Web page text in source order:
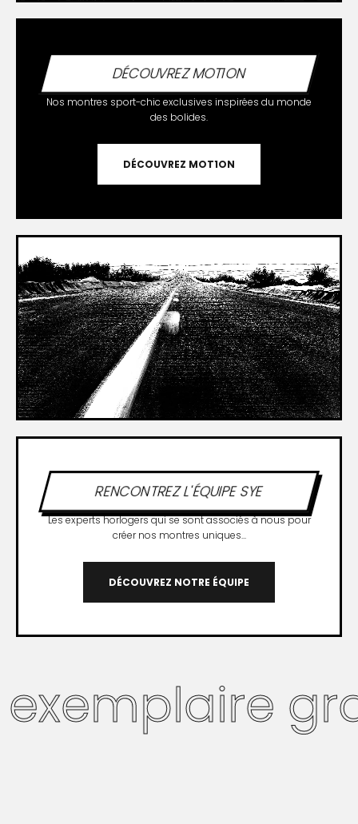
DÉCOUVREZ MOT1ON
Nos montres sport-chic exclusives inspirées du monde
des bolides.
DÉCOUVREZ MOT1ON
RENCONTREZ L'ÉQUIPE SYE
Les experts horlogers qui se sont associés à nous pour
créer nos montres uniques...
DÉCOUVREZ NOTRE ÉQUIPE